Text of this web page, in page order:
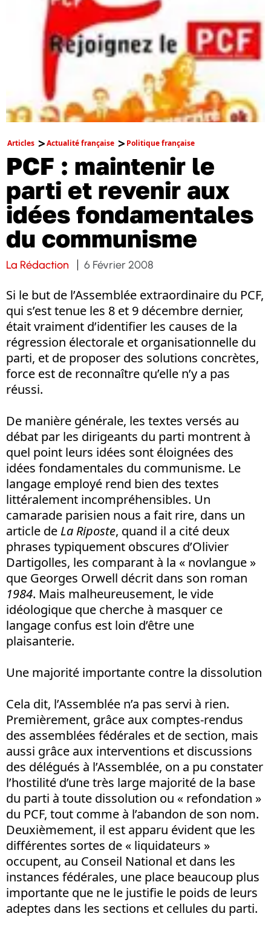
Articles Actualité française Politique française
PCF : maintenir le
parti et revenir aux
idées fondamentales
du communisme
La Rédaction 6 Février 2008
Si le but de l’Assemblée extraordinaire du PCF,
qui s’est tenue les 8 et 9 décembre dernier,
était vraiment d’identifier les causes de la
régression électorale et organisationnelle du
parti, et de proposer des solutions concrètes,
force est de reconnaître qu’elle n’y a pas
réussi.
De manière générale, les textes versés au
débat par les dirigeants du parti montrent à
quel point leurs idées sont éloignées des
idées fondamentales du communisme. Le
langage employé rend bien des textes
littéralement incompréhensibles. Un
camarade parisien nous a fait rire, dans un
article de La Riposte, quand il a cité deux
phrases typiquement obscures d’Olivier
Dartigolles, les comparant à la « novlangue »
que Georges Orwell décrit dans son roman
1984. Mais malheureusement, le vide
idéologique que cherche à masquer ce
langage confus est loin d’être une
plaisanterie.
Une majorité importante contre la dissolution
Cela dit, l’Assemblée n’a pas servi à rien.
Premièrement, grâce aux comptes-rendus
des assemblées fédérales et de section, mais
aussi grâce aux interventions et discussions
des délégués à l’Assemblée, on a pu constater
l’hostilité d’une très large majorité de la base
du parti à toute dissolution ou « refondation »
du PCF, tout comme à l’abandon de son nom.
Deuxièmement, il est apparu évident que les
différentes sortes de « liquidateurs »
occupent, au Conseil National et dans les
instances fédérales, une place beaucoup plus
importante que ne le justifie le poids de leurs
adeptes dans les sections et cellules du parti.